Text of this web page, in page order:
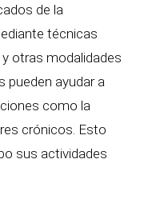
de la
técnicas
otras modalidades
pueden ayudar a
como la
crónicos. Esto
sus actividades